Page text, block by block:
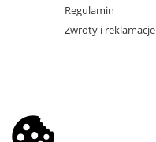
Regulamin
Zwroty i reklamacje